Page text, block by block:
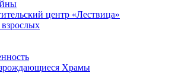
центр «Лествица»
Храмы